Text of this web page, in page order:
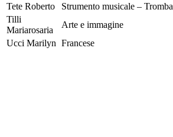
Tete Roberto
Strumento musicale – Tromba
Tilli
Mariarosaria
Arte e immagine
Ucci Marilyn Francese